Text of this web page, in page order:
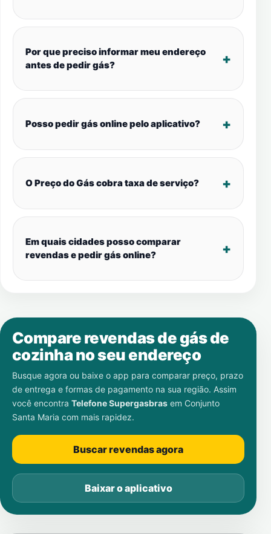
Por que preciso informar meu endereço
antes de pedir gás?
Posso pedir gás online pelo aplicativo?
O Preço do Gás cobra taxa de serviço?
Em quais cidades posso comparar
revendas e pedir gás online?
Compare revendas de gás de
cozinha no seu endereço
Busque agora ou baixe o app para comparar preço, prazo
de entrega e formas de pagamento na sua região. Assim
você encontra Telefone Supergasbras em Conjunto
Santa Maria com mais rapidez.
Buscar revendas agora
Baixar o aplicativo